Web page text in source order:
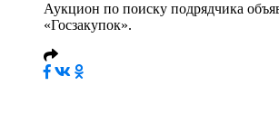
Аукцион по поиску подрядчика
«Госзакупок».